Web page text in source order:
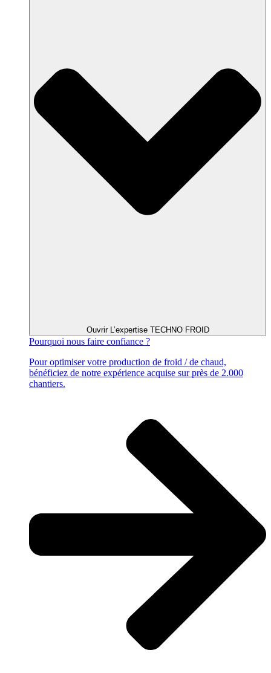
Ouvrir L’expertise TECHNO FROID
Pourquoi nous faire confiance ?
Pour optimiser votre production de froid / de chaud,
bénéficiez de notre expérience acquise sur près de 2.000
chantiers.